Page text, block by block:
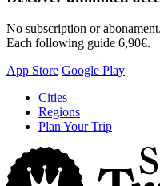
No subscription or abonament.
Each following guide 6,90€.
App Store Google Play
Skip
content
Cities
Regions
Plan Your Trip